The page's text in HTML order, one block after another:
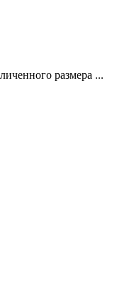
размера ...